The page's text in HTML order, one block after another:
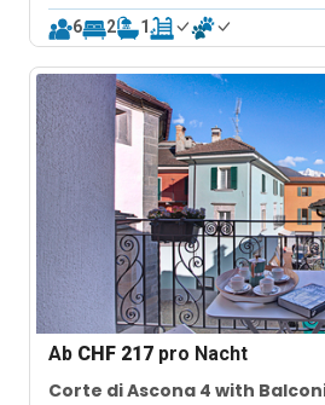
6 2 1
Ab CHF 217 pro Nacht
Corte di Ascona 4 with